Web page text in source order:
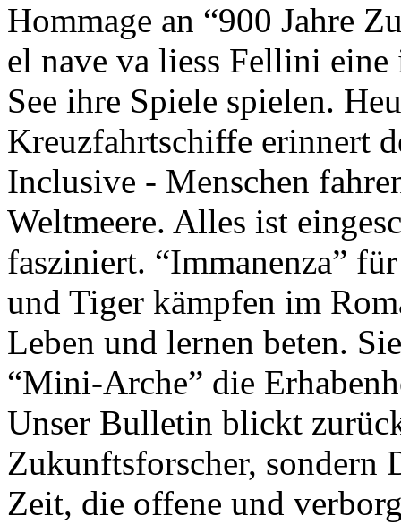
Hommage an “900 Jahre
el nave va liess Fellini
See ihre Spiele spielen.
Kreuzfahrtschiffe erinnert
Inclusive - Menschen
Weltmeere. Alles ist
fasziniert. “Immanenza”
und Tiger kämpfen im
Leben und lernen beten.
“Mini-Arche” die
Unser Bulletin blickt
Zukunftsforscher, sondern
Zeit, die offene und